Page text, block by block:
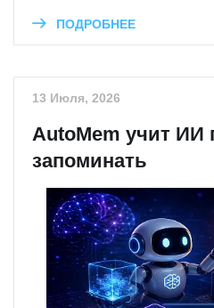
ПОДРОБНЕЕ
13 Июля, 2026
AutoMem учит ИИ
запоминать